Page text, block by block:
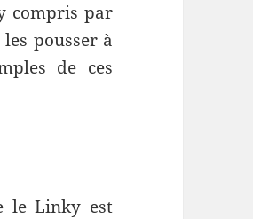
compris par
pousser à
de ces
le Linky est